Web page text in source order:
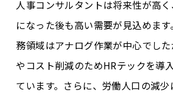
人事コンサルタントは将来性が高
になった後も高い需要が見込めま
務領域はアナログ作業が中心でし
やコスト削減のためHRテックを導
ています。さらに、労働人口の減